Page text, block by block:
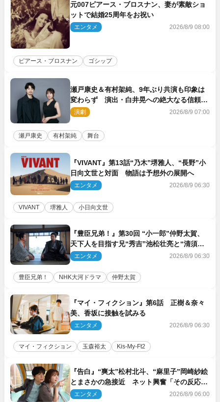
元007ピアース・ブロスナン、妻が素敵ショ
ットで結婚25周年をお祝い
エンタメ 2026/8/9 08:00
ピアース・ブロスナン ゴシップ
瀬戸康史＆有村架純、9年ぶり共演も印象は
変わらず 演出・白井晃への絶大なる信頼を
胸に舞台『キュー』に挑む
演劇 2026/8/9 07:00
瀬戸康史 有村架純 舞台
『VIVANT』第13話“乃木”堺雅人、“長野”小
日向文世と対面 物語は予想外の展開へ
エンタメ 2026/8/9 06:30
VIVANT 堺雅人 小日向文世
『豊臣兄弟！』第30回 “小一郎”仲野太賀、
天下人を目指す兄“秀吉”池松壮亮と“清須会
議”へ
エンタメ 2026/8/9 06:30
豊臣兄弟！ NHK大河ドラマ 仲野太賀
『マイ・フィクション』第6話 正樹＆奈々
美、香坂に接触を試みる
エンタメ 2026/8/9 06:30
マイ・フィクション 玉森裕太 Kis‐My‐Ft2
『告白』“爽太”松村北斗、“麻里子”岡崎紗絵
とまさかの急接近 ネット興奮「その反応
は」「いいの!?」（ネタバレあり）
エンタメ 2026/8/9 06:00